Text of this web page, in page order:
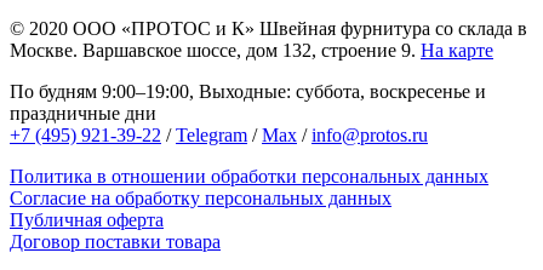
© 2020 ООО «ПРОТОС и К» Швейная фурнитура со склада в
Москве. Варшавское шоссе, дом 132, строение 9. На карте
По будням 9:00–19:00, Выходные: суббота, воскресенье и
праздничные дни
+7 (495) 921-39-22 /Telegram /Max /info@protos.ru
Политика в отношении обработки персональных данных
Согласие на обработку персональных данных
Публичная оферта
Договор поставки товара